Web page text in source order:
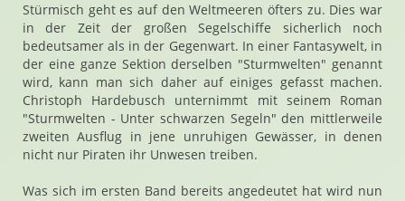
Stürmisch geht es auf den Weltmeeren öfters zu. Dies war
in der Zeit der großen Segelschiffe sicherlich noch
bedeutsamer als in der Gegenwart. In einer Fantasywelt, in
der eine ganze Sektion derselben "Sturmwelten" genannt
wird, kann man sich daher auf einiges gefasst machen.
Christoph Hardebusch unternimmt mit seinem Roman
"Sturmwelten - Unter schwarzen Segeln" den mittlerweile
zweiten Ausflug in jene unruhigen Gewässer, in denen
nicht nur Piraten ihr Unwesen treiben.
Was sich im ersten Band bereits angedeutet hat wird nun